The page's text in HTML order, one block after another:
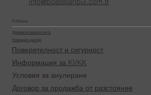
Politikalar
Добавете вашата яхта
Помощен център
Поверителност и сигурност
Информация за KVKK
Условия за анулиране
Договор за продажба от разстояние